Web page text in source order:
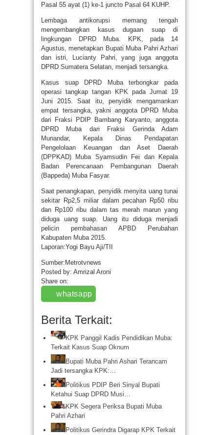
Pasal 55 ayat (1) ke-1 juncto Pasal 64 KUHP.
Lembaga antikorupsi memang tengah
mengembangkan kasus dugaan suap di
lingkungan DPRD Muba. KPK, pada 14
Agustus, menetapkan Bupati Muba Pahri Azhari
dan istri, Lucianty Pahri, yang juga anggota
DPRD Sumatera Selatan, menjadi tersangka.
Kasus suap DPRD Muba terbongkar pada
operasi tangkap tangan KPK pada Jumat 19
Juni 2015. Saat itu, penyidik mengamankan
empat tersangka, yakni anggota DPRD Muba
dari Fraksi PDIP Bambang Karyanto, anggota
DPRD Muba dari Fraksi Gerinda Adam
Munandar, Kepala Dinas Pendapatan
Pengelolaan Keuangan dan Aset Daerah
(DPPKAD) Muba Syamsudin Fei dan Kepala
Badan Perencanaan Pembangunan Daerah
(Bappeda) Muba Fasyar.
Saat penangkapan, penyidik menyita uang tunai
sekitar Rp2,5 miliar dalam pecahan Rp50 ribu
dan Rp100 ribu dalam tas merah marun yang
diduga uang suap. Uang itu diduga menjadi
pelicin pembahasan APBD Perubahan
Kabupaten Muba 2015.
Laporan:Yogi Bayu Aji/TII
Sumber:Metrotvnews
Posted by: Amrizal Aroni
Share on:
whatsapp
Berita Terkait:
KPK Panggil Kadis Pendidikan Muba:
Terkait Kasus Suap Oknum
Bupati Muba Pahri Ashari Terancam
Jadi tersangka KPK:…
Politikus PDIP Beri Sinyal Bupati
Ketahui Suap DPRD Musi…
KPK Segera Periksa Bupati Muba
Pahri Azhari
Politikus Gerindra Digarap KPK Terkait